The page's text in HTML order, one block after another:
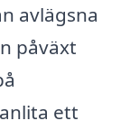
avlägsna
påväxt
ett